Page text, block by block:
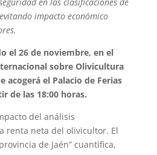
impacto económico
el 26 de noviembre, en el
sobre Olivicultura
acogerá el Palacio de Ferias
de las 18:00 horas.
del análisis
renta neta del olivicultor. El
de Jaén” cuantifica,